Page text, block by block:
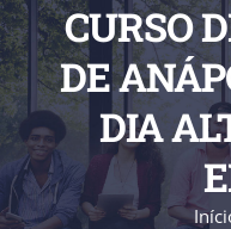
CURSO
DE
DIA